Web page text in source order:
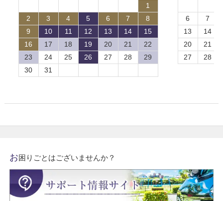
1
2
3 4 5 6 7
8
9
10 11 12 13 14
15
16
17 18 19 20 21
22
23
24 25 26 27 28
29
30
31
6
7
13
14
20
21
27
28
お困りごとはございませんか？